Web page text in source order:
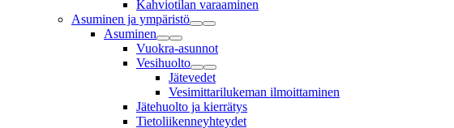
Kahviotilan varaaminen
Asuminen ja ympäristö
Asuminen
Vuokra-asunnot
Vesihuolto
Jätevedet
Vesimittarilukeman ilmoittaminen
Jätehuolto ja kierrätys
Tietoliikenneyhteydet